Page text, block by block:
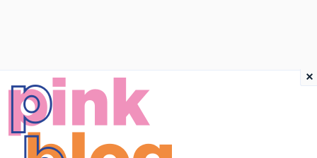
×